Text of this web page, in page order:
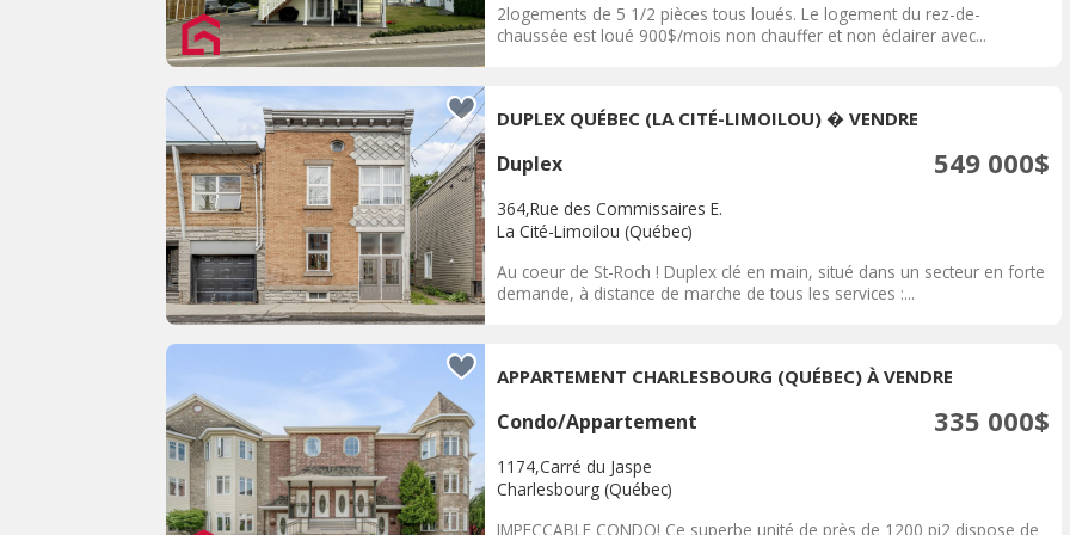
2logements de 5 1/2 pièces tous loués. Le logement du rez-de-
chaussée est loué 900$/mois non chauffer et non éclairer avec...
DUPLEX QUÉBEC (LA CITÉ-LIMOILOU) � VENDRE
Duplex 549 000$
364,Rue des Commissaires E.
La Cité-Limoilou (Québec)
Au coeur de St-Roch ! Duplex clé en main, situé dans un secteur en forte
demande, à distance de marche de tous les services :...
APPARTEMENT CHARLESBOURG (QUÉBEC) À VENDRE
Condo/Appartement 335 000$
1174,Carré du Jaspe
Charlesbourg (Québec)
IMPECCABLE CONDO! Ce superbe unité de près de 1200 pi2 dispose de